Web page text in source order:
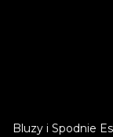
Bluzy i Spodnie